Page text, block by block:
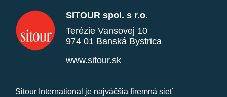
SITOUR spol. s r.o.
Terézie Vansovej 10
974 01 Banská Bystrica
www.sitour.sk
Sitour International je najväčšia firemná sieť